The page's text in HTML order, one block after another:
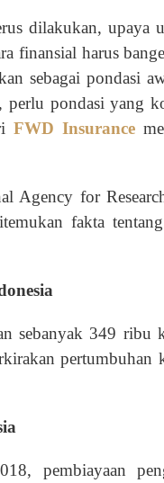
dilakukan, upaya
finansial harus
sebagai pondasi
pondasi yang
FWD Insurance
Agency for
fakta
sebanyak 349 ribu
pertumbuhan
pembiayaan